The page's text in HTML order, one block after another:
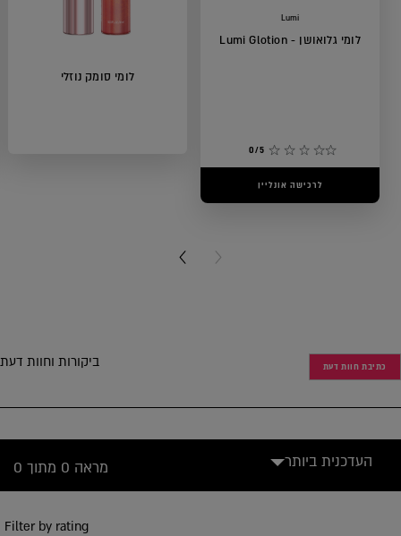
Lumi
לומי גלואושן - Lumi Glotion
0/5
לרכישה אונליין
לומי סומק נוזלי
PREVIOUS CARD
NEXT CARD
ביקורות וחוות דעת כתיבת חוות דעת
מראה 0 מתוך 0 העדכנית ביותר
Filter by rating